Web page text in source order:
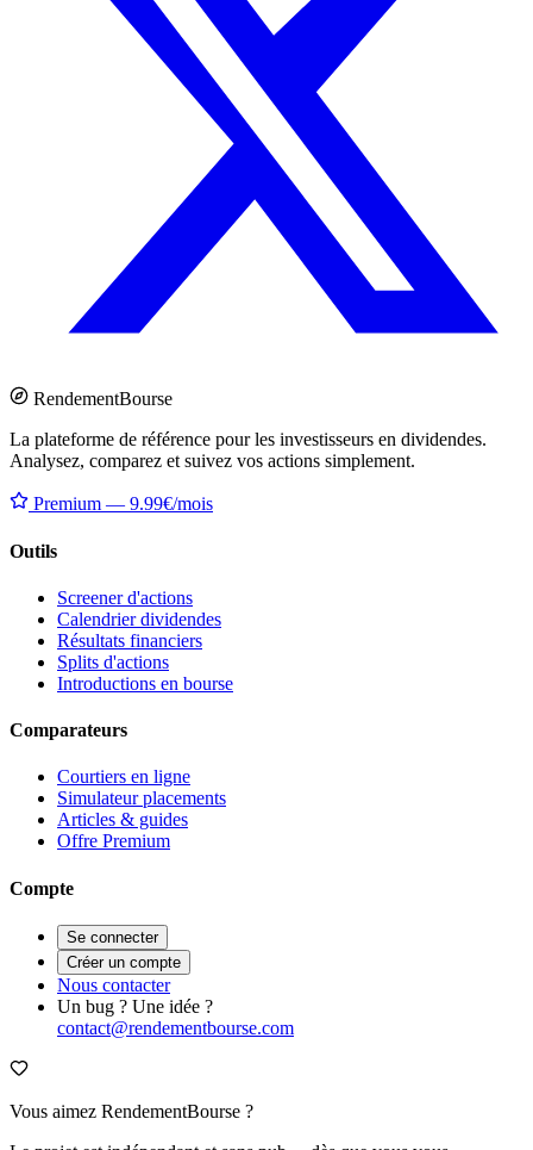
RendementBourse
La plateforme de référence pour les investisseurs en dividendes.
Analysez, comparez et suivez vos actions simplement.
Premium — 9.99€/mois
Outils
Screener d'actions
Calendrier dividendes
Résultats financiers
Splits d'actions
Introductions en bourse
Comparateurs
Courtiers en ligne
Simulateur placements
Articles & guides
Offre Premium
Compte
Se connecter
Créer un compte
Nous contacter
Un bug ? Une idée ?
contact@rendementbourse.com
Vous aimez RendementBourse ?